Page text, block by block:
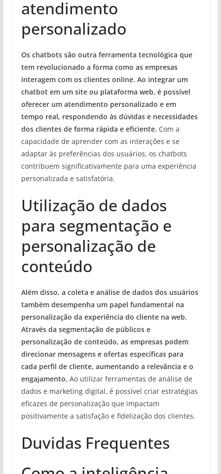
atendimento
personalizado
Os chatbots são outra ferramenta tecnológica que
tem revolucionado a forma como as empresas
interagem com os clientes online. Ao integrar um
chatbot em um site ou plataforma web, é possível
oferecer um atendimento personalizado e em
tempo real, respondendo às dúvidas e necessidades
dos clientes de forma rápida e eficiente. Com a
capacidade de aprender com as interações e se
adaptar às preferências dos usuários, os chatbots
contribuem significativamente para uma experiência
personalizada e satisfatória.
Utilização de dados
para segmentação e
personalização de
conteúdo
Além disso, a coleta e análise de dados dos usuários
também desempenha um papel fundamental na
personalização da experiência do cliente na web.
Através da segmentação de públicos e
personalização de conteúdo, as empresas podem
direcionar mensagens e ofertas específicas para
cada perfil de cliente, aumentando a relevância e o
engajamento. Ao utilizar ferramentas de análise de
dados e marketing digital, é possível criar estratégias
eficazes de personalização que impactam
positivamente a satisfação e fidelização dos clientes.
Duvidas Frequentes